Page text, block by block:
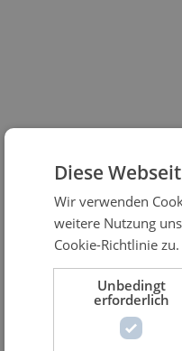
Diese
Wir verwenden
weitere Nutzung
Cookie-Richtlinie zu.
Unbedingt
erforderlich